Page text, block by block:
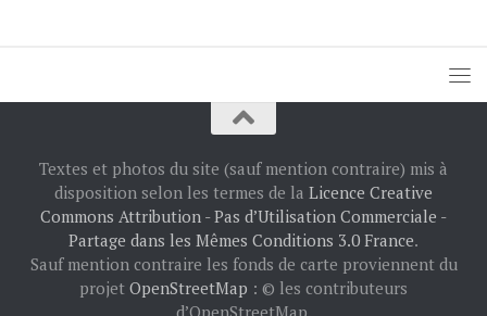
Textes et photos du site (sauf mention contraire) mis à
disposition selon les termes de la Licence Creative
Commons Attribution - Pas d’Utilisation Commerciale -
Partage dans les Mêmes Conditions 3.0 France.
Sauf mention contraire les fonds de carte proviennent du
projet OpenStreetMap : © les contributeurs
d’OpenStreetMap.